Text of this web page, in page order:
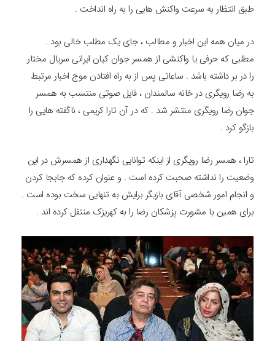
طبق انتظار به سرعت واکنش هایی را به راه انداخت .
در میان همه این اخبار و مطالب ، جای یک مطلب خالی بود .
مطلبی که حرفی یا واکنشی از همسر جوان کیان ایرانی سریال مختار
را در بر داشته باشد . ساعاتی پس از به راه افتادن موج اخبار مرتبط
به رضا رویگری در خانه سالمندان ، فایل صوتی منتسب به همسر
جوان رضا رویگری منتشر شد . که در آن تارا کریمی ، ناگفته هایی را
بازگو کرد .
تارا ، همسر رضا رویگری از اینکه توانایی نگهداری از همسرش در این
وضعیت را نداشته صحبت کرده است . و عنوان کرده که جابجا کردن
و انجام امور شخصی آقای بازیگر برایش به تنهایی سخت بوده است .
برای همین با مشورت پزشکان رضا را به کهریزک منتقل کرده اند .